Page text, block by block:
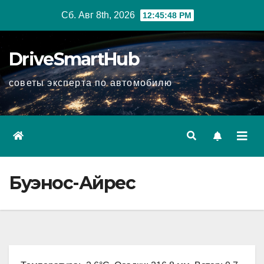
Сб. Авг 8th, 2026 12:45:50 PM
DriveSmartHub
советы эксперта по автомобилю
Буэнос-Айрес